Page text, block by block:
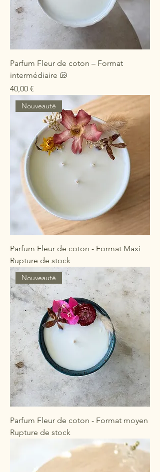
Parfum Fleur de coton – Format
intermédiaire 🐚
Prix
40,00 €
Nouveauté
Parfum Fleur de coton - Format Maxi
Rupture de stock
Nouveauté
Parfum Fleur de coton - Format moyen
Rupture de stock